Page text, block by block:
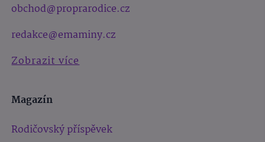
obchod@proprarodice.cz
redakce@emaminy.cz
Zobrazit více
Magazín
Rodičovský příspěvek